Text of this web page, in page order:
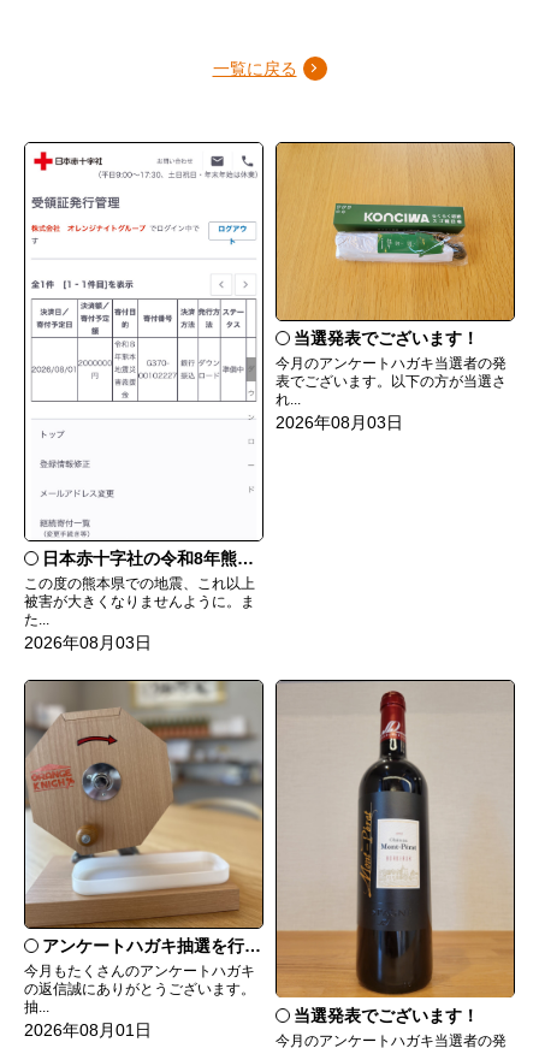
一覧に戻る
日本赤十字社の令和8年熊本地震災害義援金に寄付いたしました
この度の熊本県での地震、これ以上
被害が大きくなりませんように。ま
た...
2026年08月03日
当選発表でございます！
今月のアンケートハガキ当選者の発
表でございます。以下の方が当選さ
れ...
2026年08月03日
アンケートハガキ抽選を行います！
今月もたくさんのアンケートハガキ
の返信誠にありがとうございます。
抽...
2026年08月01日
当選発表でございます！
今月のアンケートハガキ当選者の発